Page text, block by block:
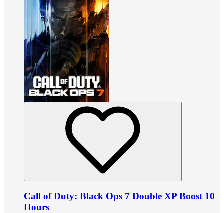
Call of Duty: Black Ops 7 Double XP Boost 10
Hours